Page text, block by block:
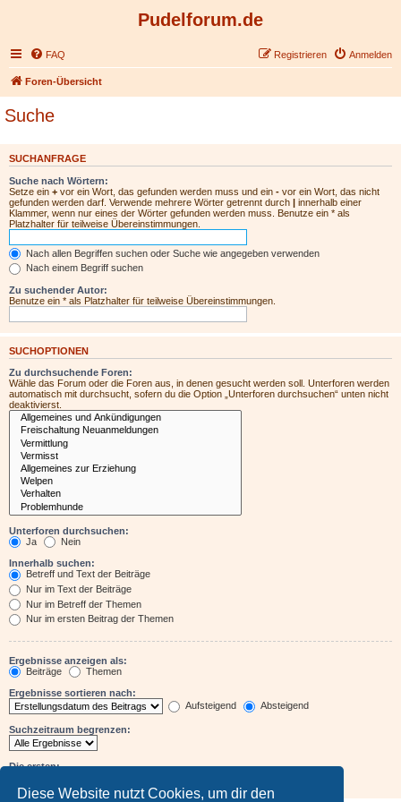
Diese Website nutzt Cookies, um dir den
Pudelforum.de
FAQ Anmelden
Registrieren
Foren-Übersicht
Suche
SUCHANFRAGE
Suche nach Wörtern:
Setze ein + vor ein Wort, das gefunden werden muss und ein - vor ein Wort, das nicht
gefunden werden darf. Verwende mehrere Wörter getrennt durch | innerhalb einer
Klammer, wenn nur eines der Wörter gefunden werden muss. Benutze ein * als
Platzhalter für teilweise Übereinstimmungen.
Nach allen Begriffen suchen oder Suche wie angegeben verwenden
Nach einem Begriff suchen
Zu suchender Autor:
Benutze ein * als Platzhalter für teilweise Übereinstimmungen.
SUCHOPTIONEN
Zu durchsuchende Foren:
Wähle das Forum oder die Foren aus, in denen gesucht werden soll. Unterforen werden
automatisch mit durchsucht, sofern du die Option „Unterforen durchsuchen“ unten nicht
deaktivierst.
Unterforen durchsuchen:
Ja
Nein
Innerhalb suchen:
Betreff und Text der Beiträge
Nur im Text der Beiträge
Nur im Betreff der Themen
Nur im ersten Beitrag der Themen
Ergebnisse anzeigen als:
Beiträge
Themen
Ergebnisse sortieren nach:
Aufsteigend
Absteigend
Suchzeitraum begrenzen:
Die ersten: